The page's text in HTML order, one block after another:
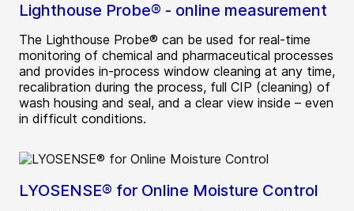
Lighthouse Probe® - online measurement
The Lighthouse Probe® can be used for real-time
monitoring of chemical and pharmaceutical processes
and provides in-process window cleaning at any time,
recalibration during the process, full CIP (cleaning) of
wash housing and seal, and a clear view inside – even
in difficult conditions.
LYOSENSE® for Online Moisture Control